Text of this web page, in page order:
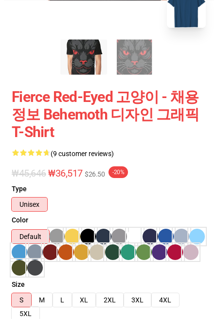
Fierce Red-Eyed 고양이 - 채용
정보 Behemoth 디자인 그래픽
T-Shirt
(9 customer reviews)
₩45,646₩36,517 $26.50 -20%
Type
Unisex
Color
Default
Size
S
M L XL 2XL 3XL
4XL
5XL